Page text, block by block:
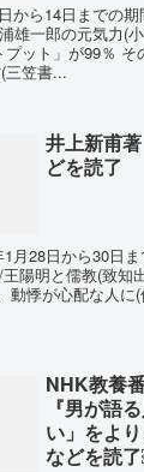
から14日までの
雄一郎の元気力(
ット」が99％ そ
三笠書...
井上新甫
どを読了
月28日から30日
陽明と儒教(致知
動悸が心配な人に
NHK教養
『男が語
い」をよ
などを読